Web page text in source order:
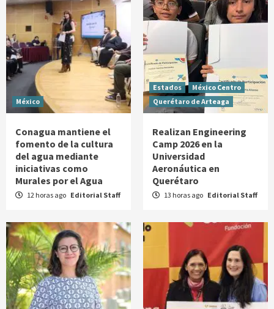
México
Conagua mantiene el
fomento de la cultura
del agua mediante
iniciativas como
Murales por el Agua
12 horas ago Editorial Staff
Estados
México Centro
Querétaro de Arteaga
Realizan Engineering
Camp 2026 en la
Universidad
Aeronáutica en
Querétaro
13 horas ago Editorial Staff